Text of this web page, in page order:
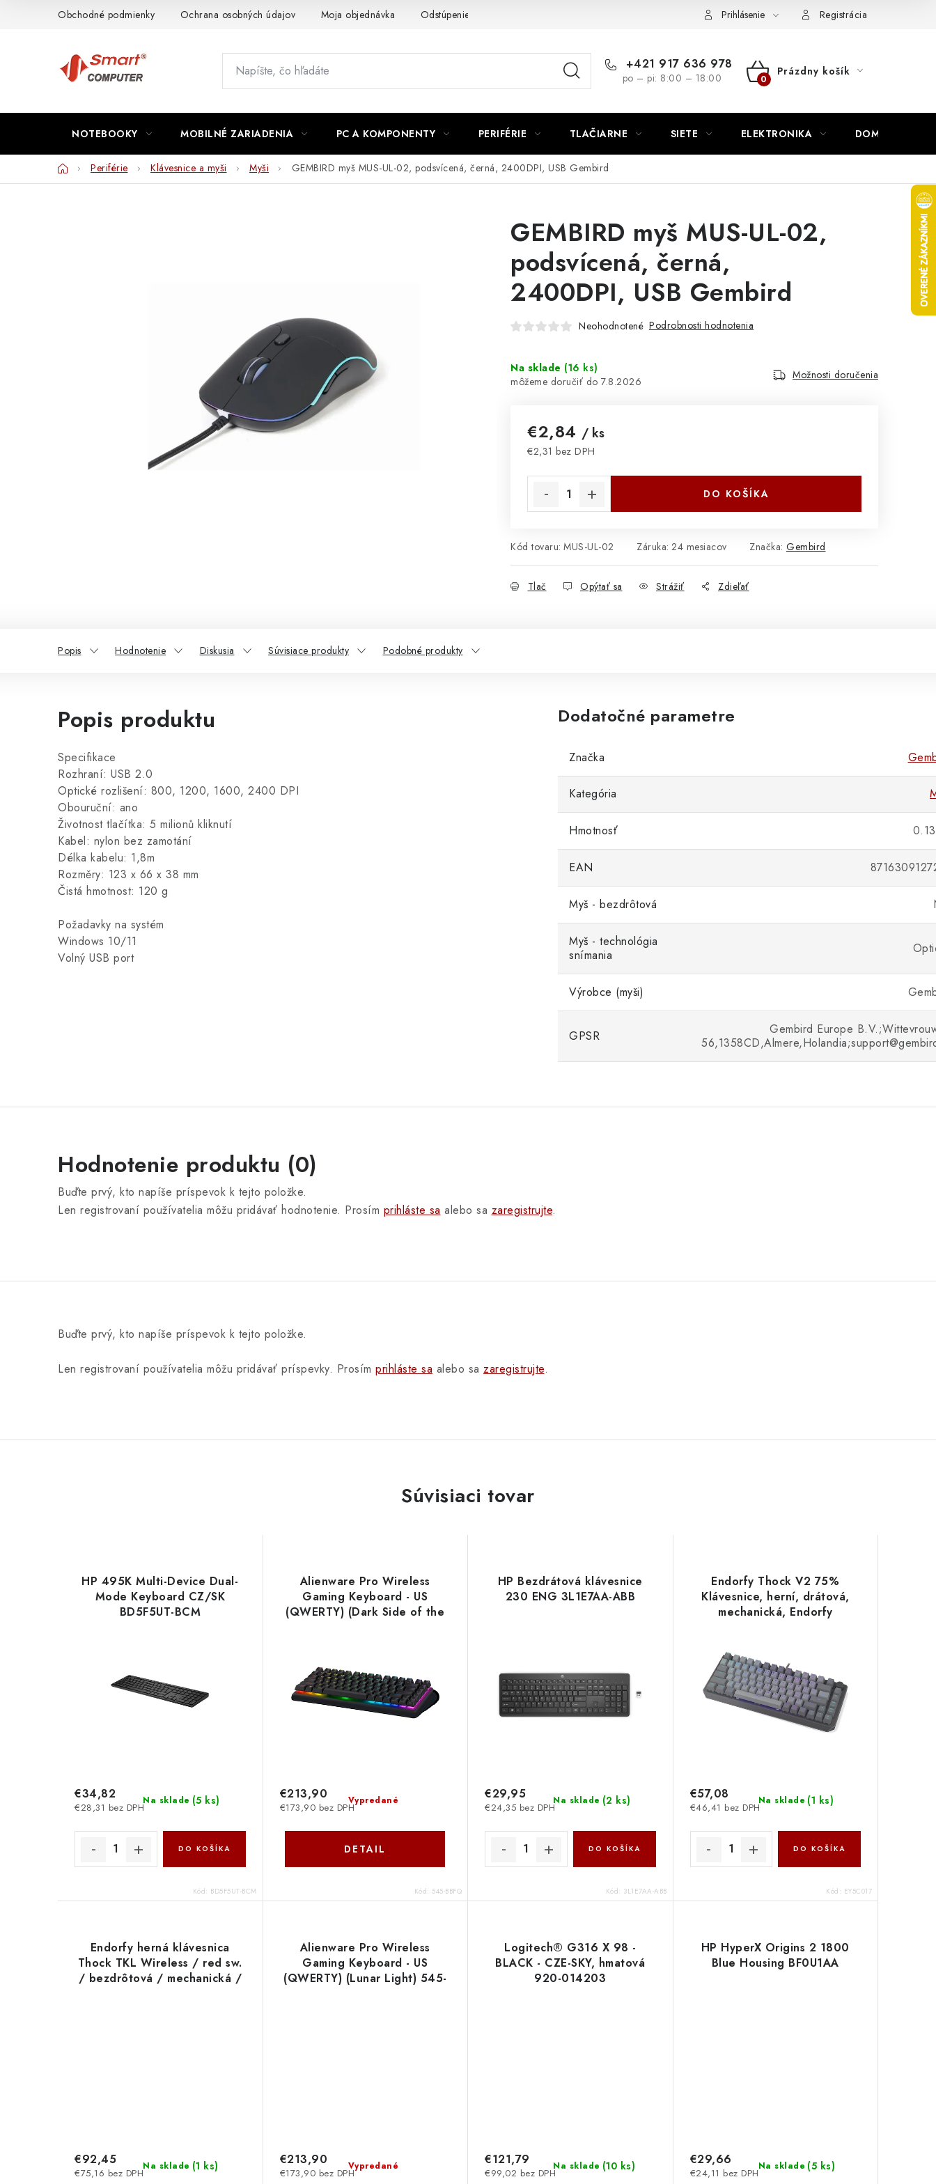
Obchodné podmienky Ochrana osobných údajov Moja objednávka Odstúpenie od zmluvy Napíšte námPrihlásenie Registrácia
+421 917 636 978
po – pi: 8:00 – 18:00
NÁKUPNÝ
Prázdny košík
NOTEBOOKY MOBILNÉ ZARIADENIA PC A KOMPONENTY PERIFÉRIE TLAČIARNE SIETE ELEKTRONIKA DOMÁCNOSŤ
DomovPeriférie Klávesnice a myši Myši GEMBIRD myš MUS-UL-02, podsvícená, černá, 2400DPI, USB Gembird
GEMBIRD myš MUS-UL-02,
podsvícená, černá,
2400DPI, USB Gembird
Neohodnotené Podrobnosti hodnotenia
Na sklade (16 ks)
7.8.2026
Možnosti doručenia
€2,84 / ks
€2,31 bez DPH
DO KOŠÍKA
Kód tovaru: MUS-UL-02 Záruka: 24 mesiacov Značka: Gembird
Tlač Opýtať sa Strážiť Zdieľať
Popis Hodnotenie Diskusia Súvisiace produkty Podobné produkty
Popis produktu
Specifikace
Rozhraní: USB 2.0
Optické rozlišení: 800, 1200, 1600, 2400 DPI
Obouruční: ano
Životnost tlačítka: 5 milionů kliknutí
Kabel: nylon bez zamotání
Délka kabelu: 1,8m
Rozměry: 123 x 66 x 38 mm
Čistá hmotnost: 120 g
Požadavky na systém
Windows 10/11
Volný USB port
Dodatočné parametre
Značka
Kategória
Hmotnosť
EAN
Myš - bezdrôtová
Myš - technológia
snímania
Výrobce (myši)
GPSR
Gembird Europe
Hodnotenie produktu (0)
Buďte prvý, kto napíše príspevok k tejto položke.
Len registrovaní používatelia môžu pridávať hodnotenie. Prosím prihláste sa alebo sa zaregistrujte.
Buďte prvý, kto napíše príspevok k tejto položke.
Len registrovaní používatelia môžu pridávať príspevky. Prosím prihláste sa alebo sa zaregistrujte.
Súvisiaci tovar
HP 495K Multi-Device Dual-
Mode Keyboard CZ/SK
BD5F5UT-BCM
Na sklade (5 ks)
€28,31 bez DPH
€34,82
DO KOŠÍKA
Kód: BD5F5UT-BCM
Alienware Pro Wireless
Gaming Keyboard - US
(QWERTY) (Dark Side of the
Vypredané
€173,90 bez DPH
€213,90
DETAIL
Kód: 545-BBFQ
HP Bezdrátová klávesnice
230 ENG 3L1E7AA-ABB
Na sklade (2 ks)
€24,35 bez DPH
€29,95
DO KOŠÍKA
Kód: 3L1E7AA-ABB
Endorfy Thock V2 75%
Klávesnice, herní, drátová,
mechanická, Endorfy
USB,šedá EY5C017
Na sklade (1 ks)
€46,41 bez DPH
€57,08
DO KOŠÍKA
Kód: EY5C017
Endorfy herná klávesnica
Thock TKL Wireless / red sw.
/ bezdrôtová / mechanická /
Na sklade (1 ks)
€75,16 bez DPH
€92,45
Alienware Pro Wireless
Gaming Keyboard - US
(QWERTY) (Lunar Light) 545-
Vypredané
€173,90 bez DPH
€213,90
Logitech® G316 X 98 -
BLACK - CZE-SKY, hmatová
920-014203
Na sklade (10 ks)
€99,02 bez DPH
€121,79
HP HyperX Origins 2 1800
Blue Housing BF0U1AA
Na sklade (5 ks)
€24,11 bez DPH
€29,66